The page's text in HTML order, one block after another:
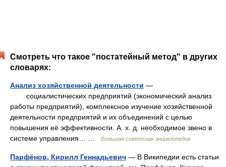
Смотреть что такое "постатейный метод" в других
словарях:
Анализ хозяйственной деятельности —
социалистических предприятий (экономический анализ
работы предприятий), комплексное изучение хозяйственной
деятельности предприятий и их объединений с целью
повышения её эффективности. А. х. д. необходимое звено в
системе управления… …
Большая советская энциклопедия
Парфёнов, Кирилл Геннадьевич — В Википедии есть статьи